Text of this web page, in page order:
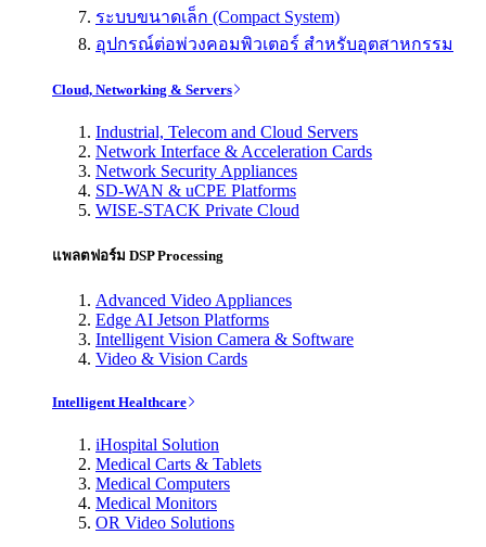
ระบบขนาดเล็ก (Compact System)
อุปกรณ์ต่อพ่วงคอมพิวเตอร์ สำหรับอุตสาหกรรม
Cloud, Networking & Servers
Industrial, Telecom and Cloud Servers
Network Interface & Acceleration Cards
Network Security Appliances
SD-WAN & uCPE Platforms
WISE-STACK Private Cloud
แพลตฟอร์ม DSP Processing
Advanced Video Appliances
Edge AI Jetson Platforms
Intelligent Vision Camera & Software
Video & Vision Cards
Intelligent Healthcare
iHospital Solution
Medical Carts & Tablets
Medical Computers
Medical Monitors
OR Video Solutions